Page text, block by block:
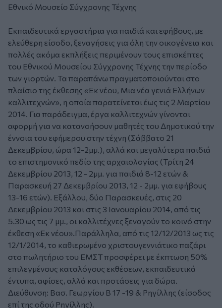
Εθνικό Μουσείο Σύγχρονης Τέχνης
Εκπαιδευτικά εργαστήρια για παιδιά και εφήβους, με
ελεύθερη είσοδο, ξεναγήσεις για όλη την οικογένεια και
πολλές ακόμα εκπλήξεις περιμένουν τους επισκέπτες
του Εθνικού Μουσείου Σύγχρονης Τέχνης την περίοδο
των γιορτών. Τα παραπάνω πραγματοποιούνται στο
πλαίσιο της έκθεσης «Εκ νέου, Μια νέα γενιά Ελλήνων
καλλιτεχνών», η οποία παρατείνεται έως τις 2 Μαρτίου
2014. Για παράδειγμα, έργα καλλιτεχνών γίνονται
αφορμή για να κατανοήσουν μαθητές του Δημοτικού την
έννοια του εφήμερου στην τέχνη (Σάββατο 21
Δεκεμβρίου, ώρα 12-2μμ.), αλλά και μεγαλύτερα παιδιά
το επιστημονικό πεδίο της αρχαιολογίας (Τρίτη 24
Δεκεμβρίου 2013, 12 - 2μμ. για παιδιά 8-12 ετών &
Παρασκευή 27 Δεκεμβρίου 2013, 12 - 2μμ. για εφήβους
13-16 ετών). Εξάλλου, δύο Παρασκευές, στις 20
Δεκεμβρίου 2013 και στις 3 Ιανουαρίου 2014, από τις
5.30 ως τις 7 μμ., οι καλλιτέχνες ξεναγούν το κοινό στην
έκθεση «Εκ νέου».Παράλληλα, από τις 12/12/2013 ως τις
12/1/2014, το καθιερωμένο χριστουγεννιάτικο παζάρι
στο πωλητήριο του ΕΜΣΤ προσφέρει με έκπτωση 50%
επιλεγμένους καταλόγους εκθέσεων, εκπαιδευτικά
έντυπα, αφίσες, αλλά και προτάσεις για δώρα.
Διεύθυνση: Βασ. Γεωργίου Β 17 -19 & Ρηγίλλης (είσοδος
επί της οδού Ρηγίλλης).